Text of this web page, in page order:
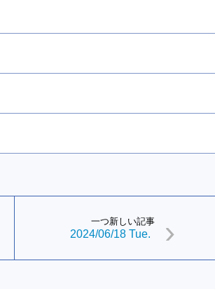
一つ新しい記事
2024/06/18 Tue.